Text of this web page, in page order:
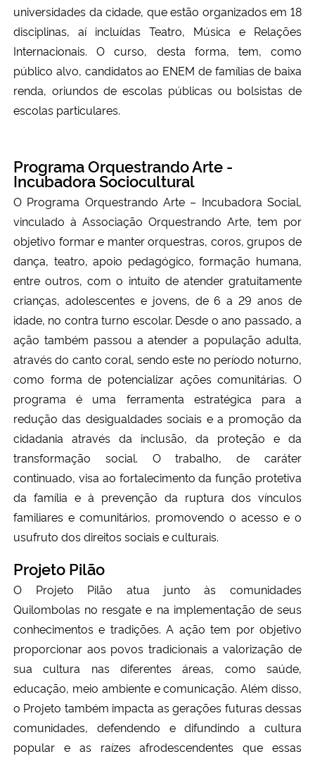
universidades da cidade, que estão organizados em 18
disciplinas, aí incluídas Teatro, Música e Relações
Internacionais. O curso, desta forma, tem, como
público alvo, candidatos ao ENEM de famílias de baixa
renda, oriundos de escolas públicas ou bolsistas de
escolas particulares.
Programa Orquestrando Arte -
Incubadora Sociocultural
O Programa Orquestrando Arte – Incubadora Social,
vinculado à Associação Orquestrando Arte, tem por
objetivo formar e manter orquestras, coros, grupos de
dança, teatro, apoio pedagógico, formação humana,
entre outros, com o intuito de atender gratuitamente
crianças, adolescentes e jovens, de 6 a 29 anos de
idade, no contra turno escolar. Desde o ano passado, a
ação também passou a atender a população adulta,
através do canto coral, sendo este no período noturno,
como forma de potencializar ações comunitárias. O
programa é uma ferramenta estratégica para a
redução das desigualdades sociais e a promoção da
cidadania através da inclusão, da proteção e da
transformação social. O trabalho, de caráter
continuado, visa ao fortalecimento da função protetiva
da família e à prevenção da ruptura dos vínculos
familiares e comunitários, promovendo o acesso e o
usufruto dos direitos sociais e culturais.
Projeto Pilão
O Projeto Pilão atua junto às comunidades
Quilombolas no resgate e na implementação de seus
conhecimentos e tradições. A ação tem por objetivo
proporcionar aos povos tradicionais a valorização de
sua cultura nas diferentes áreas, como saúde,
educação, meio ambiente e comunicação. Além disso,
o Projeto também impacta as gerações futuras dessas
comunidades, defendendo e difundindo a cultura
popular e as raízes afrodescendentes que essas